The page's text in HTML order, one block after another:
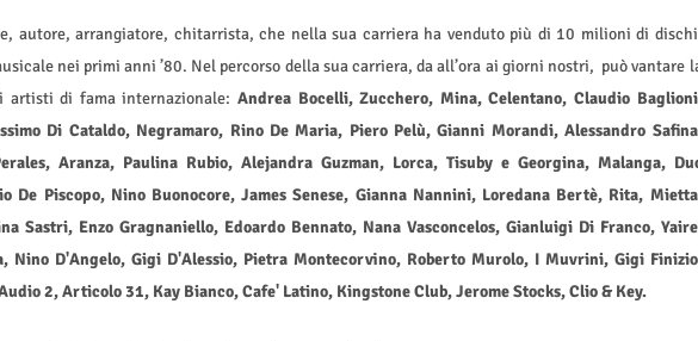
autore, arrangiatore, chitarrista, che nella sua carriera ha venduto più di 10 milioni di
nei primi anni ’80. Nel percorso della sua carriera, da all’ora ai giorni nostri, può vantare
artisti di fama internazionale: Andrea Bocelli, Zucchero, Mina, Celentano, Claudio
Di Cataldo, Negramaro, Rino De Maria, Piero Pelù, Gianni Morandi, Alessandro
Aranza, Paulina Rubio, Alejandra Guzman, Lorca, Tisuby e Georgina, Malanga,
De Piscopo, Nino Buonocore, James Senese, Gianna Nannini, Loredana Bertè, Rita,
Sastri, Enzo Gragnaniello, Edoardo Bennato, Nana Vasconcelos, Gianluigi Di Franco,
Nino D'Angelo, Gigi D'Alessio, Pietra Montecorvino, Roberto Murolo, I Muvrini, Gigi
2, Articolo 31, Kay Bianco, Cafe' Latino, Kingstone Club, Jerome Stocks, Clio & Key.